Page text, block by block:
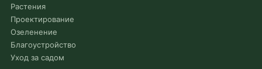
Растения
Проектирование
Озеленение
Благоустройство
Уход за садом